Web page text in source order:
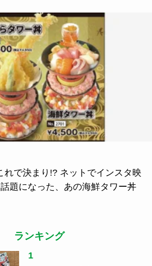
れで決まり!? ネットでインスタ映
題になった、あの海鮮タワー丼
ランキング
1